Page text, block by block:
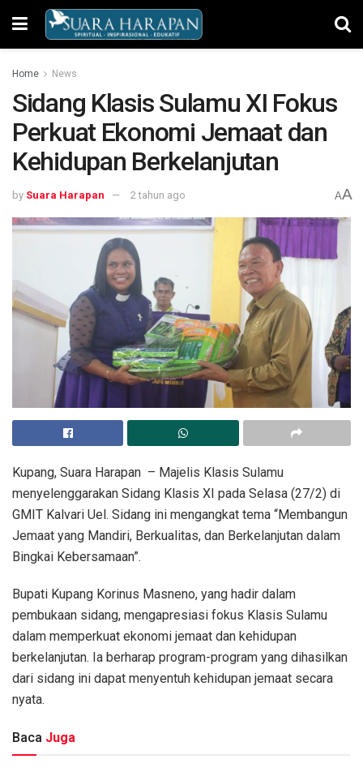
Home News
Sidang Klasis Sulamu XI Fokus
Perkuat Ekonomi Jemaat dan
Kehidupan Berkelanjutan
by Suara Harapan 2 tahun ago AA
Kupang, Suara Harapan – Majelis Klasis Sulamu
menyelenggarakan Sidang Klasis XI pada Selasa (27/2) di
GMIT Kalvari Uel. Sidang ini mengangkat tema “Membangun
Jemaat yang Mandiri, Berkualitas, dan Berkelanjutan dalam
Bingkai Kebersamaan”.
Bupati Kupang Korinus Masneno, yang hadir dalam
pembukaan sidang, mengapresiasi fokus Klasis Sulamu
dalam memperkuat ekonomi jemaat dan kehidupan
berkelanjutan. Ia berharap program-program yang dihasilkan
dari sidang ini dapat menyentuh kehidupan jemaat secara
nyata.
Baca Juga